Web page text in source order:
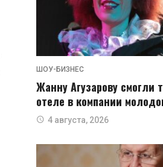
ШОУ-БИЗНЕС
Жанну Агузарову смогли
отеле в компании
4 августа, 2026